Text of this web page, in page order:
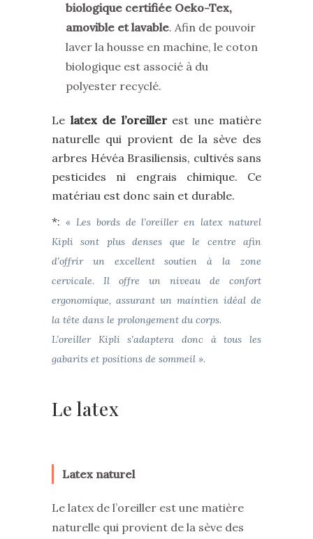
biologique certifiée Oeko-Tex,
amovible et lavable. Afin de pouvoir
laver la housse en machine, le coton
biologique est associé à du
polyester recyclé.
Le latex de l’oreillerest une matière
naturelle qui provient de la sève des
arbres Hévéa Brasiliensis, cultivés sans
pesticides ni engrais chimique. Ce
matériau est donc sain et durable.
*: « Les bords de l’oreiller en latex naturel
Kipli sont plus denses que le centre afin
d’offrir un excellent soutien à la zone
cervicale. Il offre un niveau de confort
ergonomique, assurant un maintien idéal de
la tête dans le prolongement du corps.
L’oreiller Kipli s’adaptera donc à tous les
gabarits et positions de sommeil ».
Le latex
Latex naturel
Le latex de l’oreiller est une matière
naturelle qui provient de la sève des